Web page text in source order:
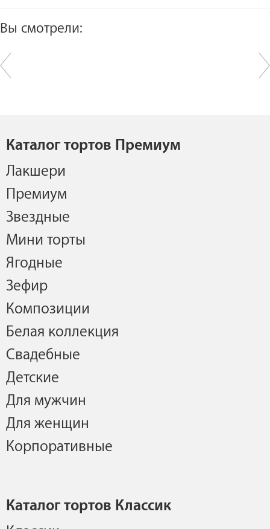
Вы смотрели:
Каталог тортов Премиум
Лакшери
Премиум
Звездные
Мини торты
Ягодные
Зефир
Композиции
Белая коллекция
Свадебные
Детские
Для мужчин
Для женщин
Корпоративные
Каталог тортов Классик